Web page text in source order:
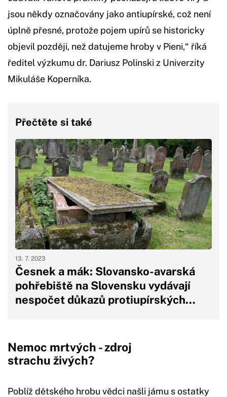
jsou někdy označovány jako antiupírské, což není
úplně přesné, protože pojem upírů se historicky
objevil později, než datujeme hroby v Pieni,“ říká
ředitel výzkumu dr. Dariusz Polinski z Univerzity
Mikuláše Koperníka.
Přečtěte si také
Česnek a mák: Slovansko-avarská
pohřebiště na Slovensku vydávají
nespočet důkazů protiupírských…
13. 7. 2023
Nemoc mrtvých - zdroj
strachu živých?
Poblíž dětského hrobu vědci našli jámu s ostatky